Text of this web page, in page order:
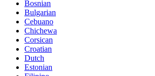
Bosnian
Bulgarian
Cebuano
Chichewa
Corsican
Croatian
Dutch
Estonian